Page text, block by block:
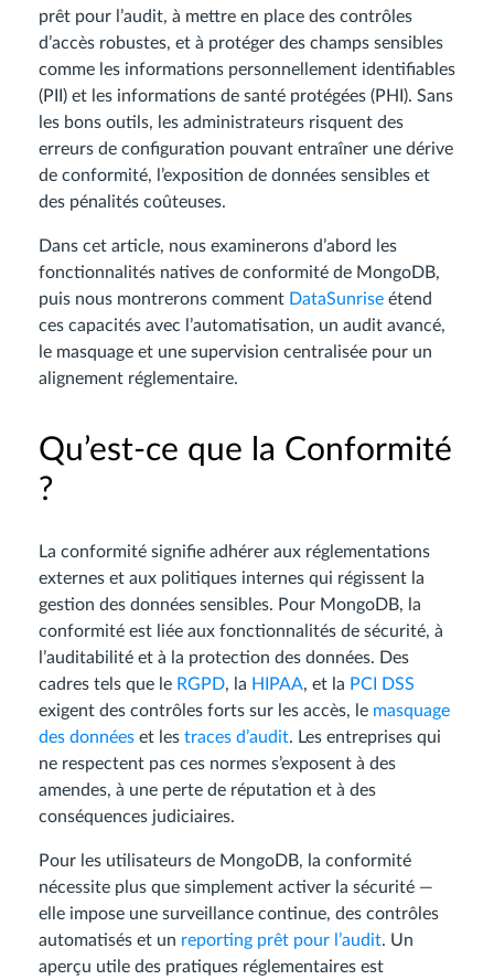
prêt pour l’audit, à mettre en place des contrôles
d’accès robustes, et à protéger des champs sensibles
comme les informations personnellement identifiables
(PII) et les informations de santé protégées (PHI). Sans
les bons outils, les administrateurs risquent des
erreurs de configuration pouvant entraîner une dérive
de conformité, l’exposition de données sensibles et
des pénalités coûteuses.
Dans cet article, nous examinerons d’abord les
fonctionnalités natives de conformité de MongoDB,
puis nous montrerons comment DataSunrise étend
ces capacités avec l’automatisation, un audit avancé,
le masquage et une supervision centralisée pour un
alignement réglementaire.
Qu’est-ce que la Conformité
?
La conformité signifie adhérer aux réglementations
externes et aux politiques internes qui régissent la
gestion des données sensibles. Pour MongoDB, la
conformité est liée aux fonctionnalités de sécurité, à
l’auditabilité et à la protection des données. Des
cadres tels que le RGPD, la HIPAA, et la PCI DSS
exigent des contrôles forts sur les accès, le masquage
des données et les traces d’audit. Les entreprises qui
ne respectent pas ces normes s’exposent à des
amendes, à une perte de réputation et à des
conséquences judiciaires.
Pour les utilisateurs de MongoDB, la conformité
nécessite plus que simplement activer la sécurité —
elle impose une surveillance continue, des contrôles
automatisés et un reporting prêt pour l’audit. Un
aperçu utile des pratiques réglementaires est